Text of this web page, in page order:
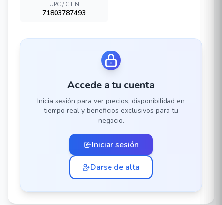
UPC / GTIN
71803787493
Accede a tu cuenta
Inicia sesión para ver precios, disponibilidad en
tiempo real y beneficios exclusivos para tu
negocio.
Iniciar sesión
Darse de alta